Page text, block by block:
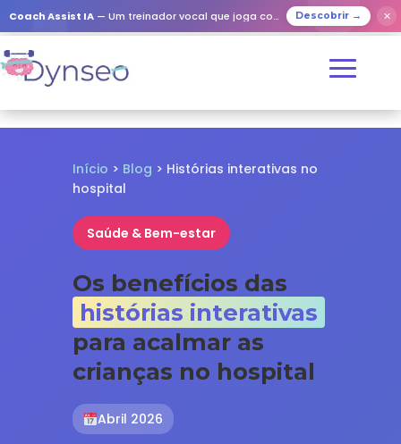
Coach Assist IA — Um treinador vocal que joga com os seus entes queridos Descobrir → ✕
Início > Blog > Histórias interativas no
hospital
Saúde & Bem-estar
Os benefícios das
histórias interativas
para acalmar as
crianças no hospital
Abril 2026